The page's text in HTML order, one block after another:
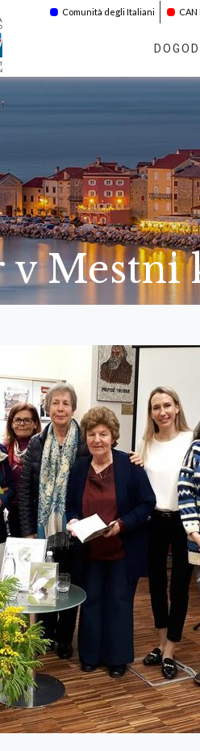
Comunità degli Italiani CAN
v